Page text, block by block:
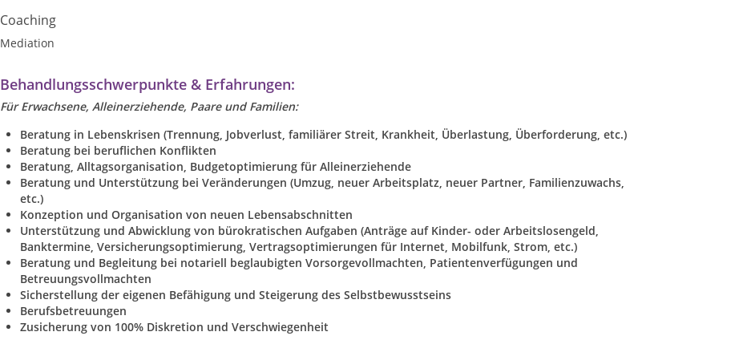
Coaching
Mediation
Behandlungsschwerpunkte & Erfahrungen:
Für Erwachsene, Alleinerziehende, Paare und Familien:
Beratung in Lebenskrisen (Trennung, Jobverlust, familiärer Streit, Krankheit, Überlastung, Überforderung, etc.)
Beratung bei beruflichen Konflikten
Beratung, Alltagsorganisation, Budgetoptimierung für Alleinerziehende
Beratung und Unterstützung bei Veränderungen (Umzug, neuer Arbeitsplatz, neuer Partner, Familienzuwachs,
etc.)
Konzeption und Organisation von neuen Lebensabschnitten
Unterstützung und Abwicklung von bürokratischen Aufgaben (Anträge auf Kinder- oder Arbeitslosengeld,
Banktermine, Versicherungsoptimierung, Vertragsoptimierungen für Internet, Mobilfunk, Strom, etc.)
Beratung und Begleitung bei notariell beglaubigten Vorsorgevollmachten, Patientenverfügungen und
Betreuungsvollmachten
Sicherstellung der eigenen Befähigung und Steigerung des Selbstbewusstseins
Berufsbetreuungen
Zusicherung von 100% Diskretion und Verschwiegenheit